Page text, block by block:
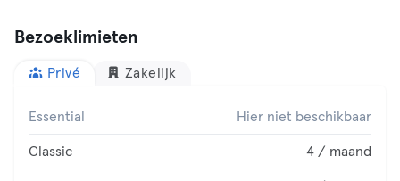
Bezoeklimieten
Privé Zakelijk
Essential Hier niet beschikbaar
Classic 4 / maand